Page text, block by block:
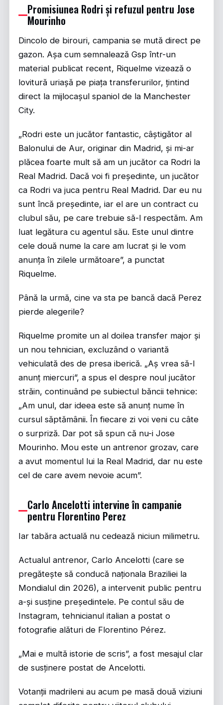
Promisiunea Rodri și refuzul pentru Jose
Mourinho
Dincolo de birouri, campania se mută direct pe
gazon. Așa cum semnalează Gsp într-un
material publicat recent, Riquelme vizează o
lovitură uriașă pe piața transferurilor, țintind
direct la mijlocașul spaniol de la Manchester
City.
„Rodri este un jucător fantastic, câștigător al
Balonului de Aur, originar din Madrid, și mi-ar
plăcea foarte mult să am un jucător ca Rodri la
Real Madrid. Dacă voi fi președinte, un jucător
ca Rodri va juca pentru Real Madrid. Dar eu nu
sunt încă președinte, iar el are un contract cu
clubul său, pe care trebuie să-l respectăm. Am
luat legătura cu agentul său. Este unul dintre
cele două nume la care am lucrat și le vom
anunța în zilele următoare”, a punctat
Riquelme.
Până la urmă, cine va sta pe bancă dacă Perez
pierde alegerile?
Riquelme promite un al doilea transfer major și
un nou tehnician, excluzând o variantă
vehiculată des de presa iberică. „Aș vrea să-l
anunț miercuri”, a spus el despre noul jucător
străin, continuând pe subiectul băncii tehnice:
„Am unul, dar ideea este să anunț nume în
cursul săptămânii. În fiecare zi voi veni cu câte
o surpriză. Dar pot să spun că nu-i Jose
Mourinho. Mou este un antrenor grozav, care
a avut momentul lui la Real Madrid, dar nu este
cel de care avem nevoie acum”.
Carlo Ancelotti intervine în campanie
pentru Florentino Perez
Iar tabăra actuală nu cedează niciun milimetru.
Actualul antrenor, Carlo Ancelotti (care se
pregătește să conducă naționala Braziliei la
Mondialul din 2026), a intervenit public pentru
a-și susține președintele. Pe contul său de
Instagram, tehnicianul italian a postat o
fotografie alături de Florentino Pérez.
„Mai e multă istorie de scris”, a fost mesajul clar
de susținere postat de Ancelotti.
Votanții madrileni au acum pe masă două viziuni